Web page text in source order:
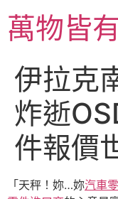
主萬物皆
伊拉克
炸逝
件報價
「天秤！妳…妳汽車